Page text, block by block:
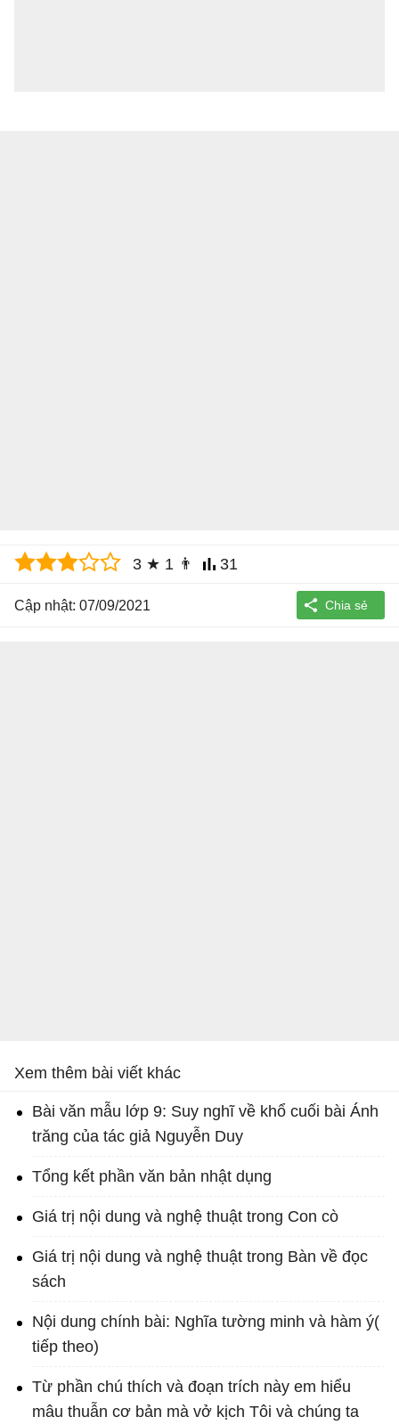
3 ★ 1 👨 31
Cập nhật: 07/09/2021
Xem thêm bài viết khác
Bài văn mẫu lớp 9: Suy nghĩ về khổ cuối bài Ánh
trăng của tác giả Nguyễn Duy
Tổng kết phần văn bản nhật dụng
Giá trị nội dung và nghệ thuật trong Con cò
Giá trị nội dung và nghệ thuật trong Bàn về đọc
sách
Nội dung chính bài: Nghĩa tường minh và hàm ý(
tiếp theo)
Từ phần chú thích và đoạn trích này em hiểu
mâu thuẫn cơ bản mà vở kịch Tôi và chúng ta